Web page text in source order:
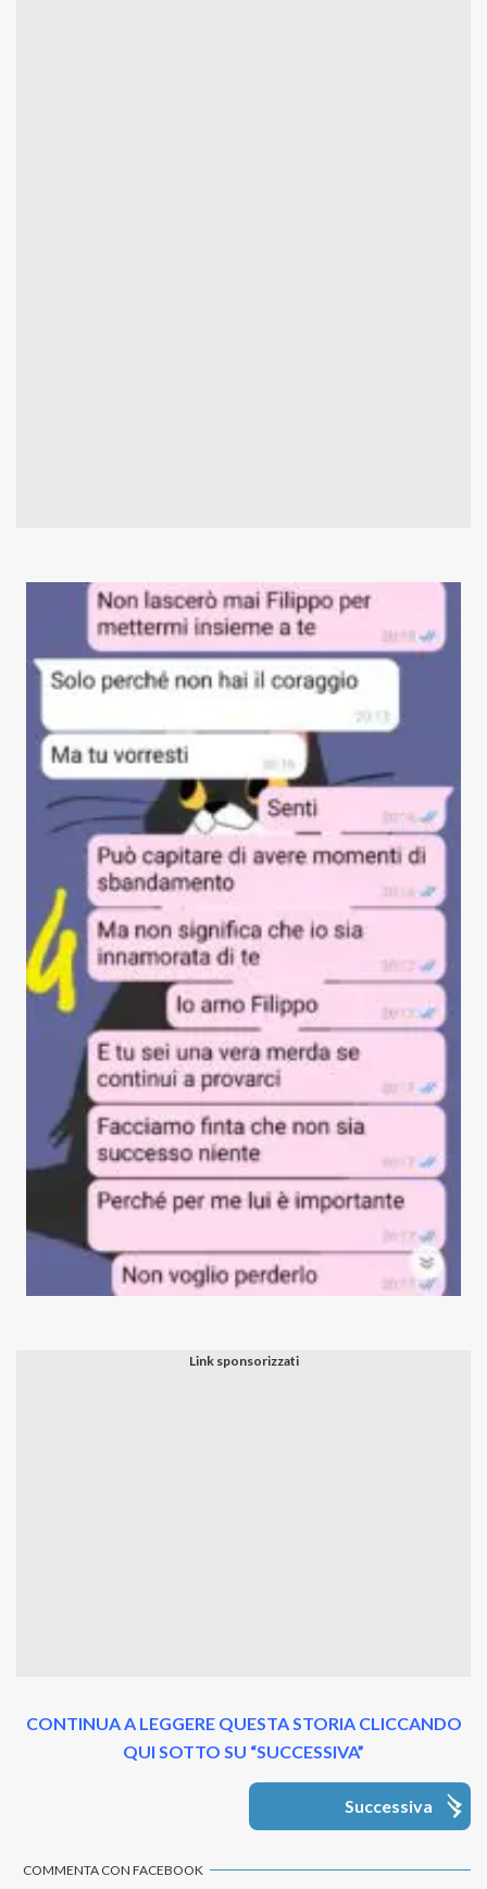
CONTINUA A LEGGERE QUESTA STORIA CLICCANDO
QUI SOTTO SU “SUCCESSIVA”
Successiva
COMMENTA CON FACEBOOK